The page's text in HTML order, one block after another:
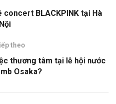
BLACKPINK tại Hà
Nội
theo
thương tâm tại lễ hội nước
Osaka?